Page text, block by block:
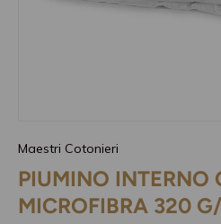
Maestri Cotonieri
PIUMINO INTERNO
MICROFIBRA 320